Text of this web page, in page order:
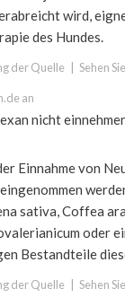
wird,
des Hundes.
der Quelle Sehen
an
nicht
Einnahme von
sativa, Coffea
oder
Bestandteile
der Quelle Sehen